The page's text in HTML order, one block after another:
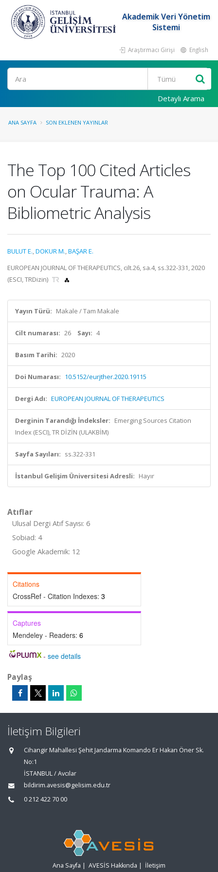
Akademik Veri Yönetim
Sistemi
Araştırmacı Girişi English
Ara
Detaylı Arama
ANA SAYFA SON EKLENEN YAYINLAR
The Top 100 Cited Articles
on Ocular Trauma: A
Bibliometric Analysis
BULUT E.,DOKUR M.,BAŞAR E.
EUROPEAN JOURNAL OF THERAPEUTICS, cilt.26, sa.4, ss.322-331, 2020
(ESCI, TRDizin)
Yayın Türü: Makale / Tam Makale
Cilt numarası: 26 Sayı: 4
Basım Tarihi: 2020
Doi Numarası: 10.5152/eurjther.2020.19115
Dergi Adı: EUROPEAN JOURNAL OF THERAPEUTICS
Derginin Tarandığı İndeksler: Emerging Sources Citation
Index (ESCI), TR DİZİN (ULAKBİM)
Sayfa Sayıları: ss.322-331
İstanbul Gelişim Üniversitesi Adresli: Hayır
Atıflar
Ulusal Dergi Atıf Sayısı: 6
Sobiad: 4
Google Akademik: 12
Citations
CrossRef - Citation Indexes: 3
Captures
Mendeley - Readers: 6
- see details
Paylaş
İletişim Bilgileri
Cihangir Mahallesi Şehit Jandarma Komando Er Hakan Öner Sk.
No:1
İSTANBUL / Avcılar
bildirim.avesis@gelisim.edu.tr
0 212 422 70 00
Ana Sayfa | AVESİS Hakkında | İletişim